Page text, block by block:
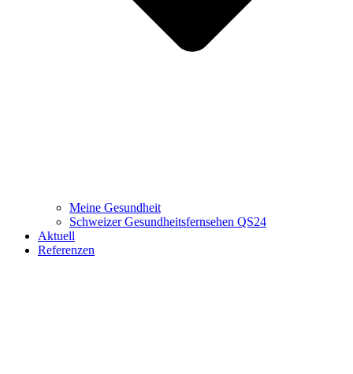
Meine Gesundheit
Schweizer Gesundheitsfernsehen QS24
Aktuell
Referenzen